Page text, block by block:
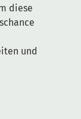
diese
und